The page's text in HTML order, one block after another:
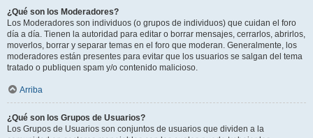
¿Qué son los Moderadores?
Los Moderadores son individuos (o grupos de individuos) que cuidan el foro
día a día. Tienen la autoridad para editar o borrar mensajes, cerrarlos, abrirlos,
moverlos, borrar y separar temas en el foro que moderan. Generalmente, los
moderadores están presentes para evitar que los usuarios se salgan del tema
tratado o publiquen spam y/o contenido malicioso.
Arriba
¿Qué son los Grupos de Usuarios?
Los Grupos de Usuarios son conjuntos de usuarios que dividen a la